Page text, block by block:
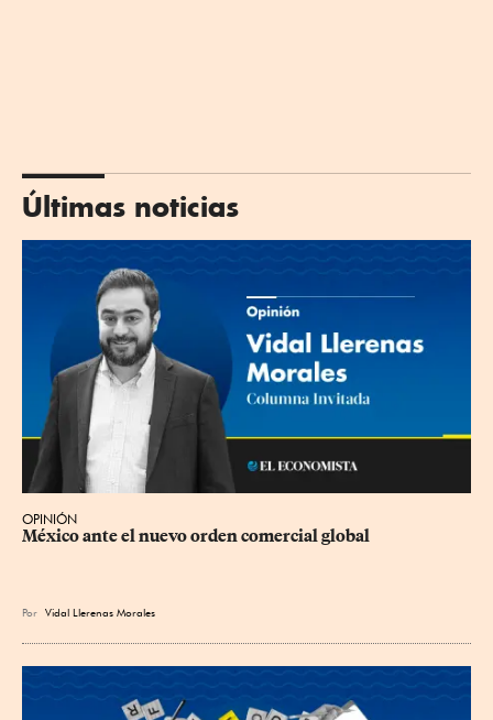
Últimas noticias
OPINIÓN
México ante el nuevo orden comercial global
Por Vidal Llerenas Morales